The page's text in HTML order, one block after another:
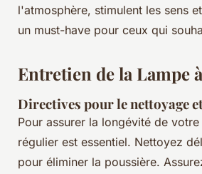
l'atmosphère, stimulent les sens
un must-have pour ceux qui
Entretien de la Lampe
Directives pour le nettoyage
Pour assurer la longévité de votre
régulier est essentiel. Nettoyez
pour éliminer la poussière.